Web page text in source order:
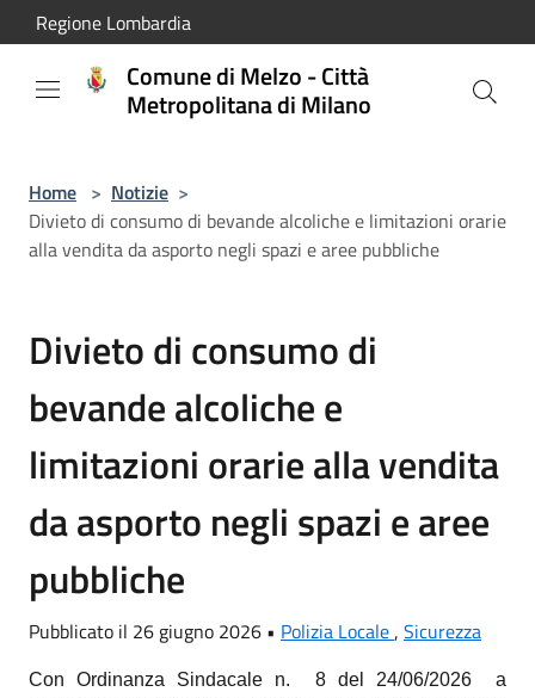
Salta al contenuto principale
Regione Lombardia
Comune di Melzo - Città
Metropolitana di Milano
Home > Notizie >
Divieto di consumo di bevande alcoliche e limitazioni orarie
alla vendita da asporto negli spazi e aree pubbliche
Divieto di consumo di
bevande alcoliche e
limitazioni orarie alla vendita
da asporto negli spazi e aree
pubbliche
Pubblicato il 26 giugno 2026 • Polizia Locale, Sicurezza
Con Ordinanza Sindacale n.
8 del 24/06/2026 a